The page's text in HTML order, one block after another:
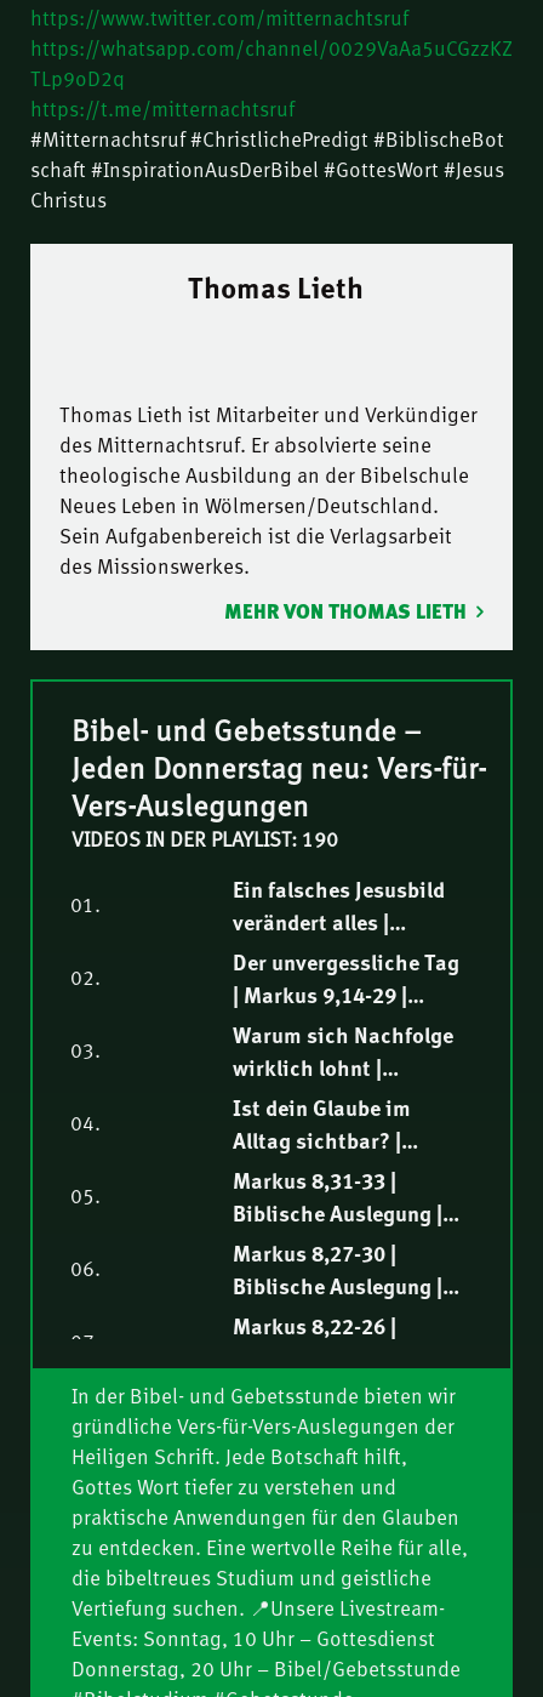
https://www.twitter.com/mitternachtsruf
https://whatsapp.com/channel/0029VaAa5uCGzzKZ
TLp9oD2q
https://t.me/mitternachtsruf
#Mitternachtsruf #ChristlichePredigt #BiblischeBot
schaft #InspirationAusDerBibel #GottesWort #Jesus
Christus
Thomas Lieth
Thomas Lieth ist Mitarbeiter und Verkündiger
des Mitternachtsruf. Er absolvierte seine
theologische Ausbildung an der Bibelschule
Neues Leben in Wölmersen/Deutschland.
Sein Aufgabenbereich ist die Verlagsarbeit
des Missionswerkes.
MEHR VON THOMAS LIETH
Bibel- und Gebetsstunde –
Jeden Donnerstag neu: Vers-für-
Vers-Auslegungen
VIDEOS IN DER PLAYLIST: 190
01.
Ein falsches Jesusbild
verändert alles |
Markus 9,30-32 |
Biblische Auslegung |
Thomas Lieth
02.
Der unvergessliche Tag
| Markus 9,14-29 |
Biblische Auslegung |
Elia Morise
03.
Warum sich Nachfolge
wirklich lohnt |
Markus 9,1-13 |
Biblische Auslegung |
Tobias Rindlisbacher
04.
Ist dein Glaube im
Alltag sichtbar? |
Markus 8,34-38 |
Biblische Auslegung |
Markus Steiger
05.
Markus 8,31-33 |
Biblische Auslegung |
Fredy Peter
06.
Markus 8,27-30 |
Biblische Auslegung |
Philipp Ottenburg
07.
Markus 8,22-26 |
Norbert Lieth
08.
Markus 8,14-21 |
Biblische Auslegung |
Ruben Lehmann
09.
Markus 8,10-13 |
Biblische Auslegung |
Samuel Rindlisbacher
10.
Markus 8,1-9 |
Biblische Auslegung |
Philipp Ottenburg
11.
Markus 7,31-37 |
Biblische Auslegung |
Nathanael Winkler
Markus 7,24-30 |
In der Bibel- und Gebetsstunde bieten wir
gründliche Vers-für-Vers-Auslegungen der
Heiligen Schrift. Jede Botschaft hilft,
Gottes Wort tiefer zu verstehen und
praktische Anwendungen für den Glauben
zu entdecken. Eine wertvolle Reihe für alle,
die bibeltreues Studium und geistliche
Vertiefung suchen. 📍Unsere Livestream-
Events: Sonntag, 10 Uhr – Gottesdienst
Donnerstag, 20 Uhr – Bibel/Gebetsstunde